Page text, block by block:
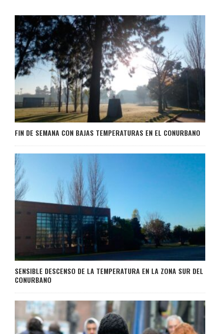
FIN DE SEMANA CON BAJAS TEMPERATURAS EN EL CONURBANO
SENSIBLE DESCENSO DE LA TEMPERATURA EN LA ZONA SUR DEL
CONURBANO